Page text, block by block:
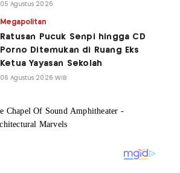
05 Agustus 2026
Megapolitan
Ratusan Pucuk Senpi hingga CD
Porno Ditemukan di Ruang Eks
Ketua Yayasan Sekolah
06 Agustus 2026 WIB